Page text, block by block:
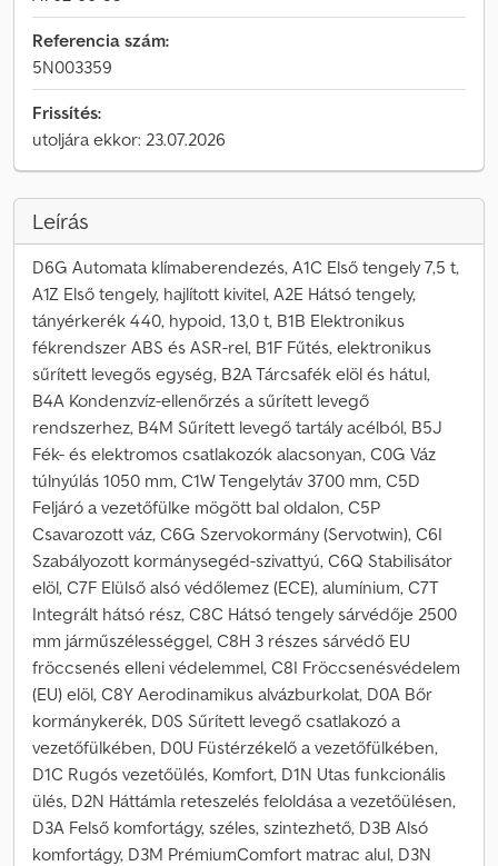
Referencia szám:
5N003359
Frissítés:
utoljára ekkor: 23.07.2026
Leírás
D6G Automata klímaberendezés, A1C Első tengely 7,5 t,
A1Z Első tengely, hajlított kivitel, A2E Hátsó tengely,
tányérkerék 440, hypoid, 13,0 t, B1B Elektronikus
fékrendszer ABS és ASR-rel, B1F Fűtés, elektronikus
sűrített levegős egység, B2A Tárcsafék elöl és hátul,
B4A Kondenzvíz-ellenőrzés a sűrített levegő
rendszerhez, B4M Sűrített levegő tartály acélból, B5J
Fék- és elektromos csatlakozók alacsonyan, C0G Váz
túlnyúlás 1050 mm, C1W Tengelytáv 3700 mm, C5D
Feljáró a vezetőfülke mögött bal oldalon, C5P
Csavarozott váz, C6G Szervokormány (Servotwin), C6I
Szabályozott kormánysegéd-szivattyú, C6Q Stabilisátor
elöl, C7F Elülső alsó védőlemez (ECE), alumínium, C7T
Integrált hátsó rész, C8C Hátsó tengely sárvédője 2500
mm járműszélességgel, C8H 3 részes sárvédő EU
fröccsenés elleni védelemmel, C8I Fröccsenésvédelem
(EU) elöl, C8Y Aerodinamikus alvázburkolat, D0A Bőr
kormánykerék, D0S Sűrített levegő csatlakozó a
vezetőfülkében, D0U Füstérzékelő a vezetőfülkében,
D1C Rugós vezetőülés, Komfort, D1N Utas funkcionális
ülés, D2N Háttámla reteszelés feloldása a vezetőülésen,
D3A Felső komfortágy, széles, szintezhető, D3B Alsó
komfortágy, D3M PrémiumComfort matrac alul, D3N